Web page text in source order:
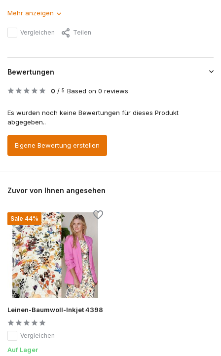
Mehr anzeigen
Vergleichen Teilen
Bewertungen
0 / 5 Based on 0 reviews
Es wurden noch keine Bewertungen für dieses Produkt
abgegeben..
Eigene Bewertung erstellen
Zuvor von Ihnen angesehen
Sale 44%
Leinen-Baumwoll-Inkjet 4398
Vergleichen
Auf Lager